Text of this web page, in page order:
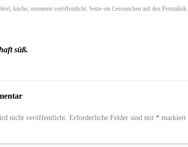
, küche, momente veröffentlicht. Setze ein Lesezeichen auf den Permalink.
süß.
nicht veröffentlicht. Erforderliche Felder sind mit * markiert